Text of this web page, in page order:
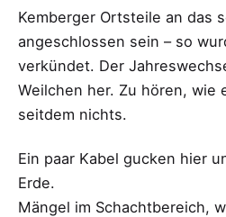
Kemberger Ortsteile an das
angeschlossen sein – so
verkündet. Der
Weilchen her. Zu hören, wie
seitdem nichts.
Ein paar Kabel gucken hier
Erde.
Mängel im Schachtbereich,